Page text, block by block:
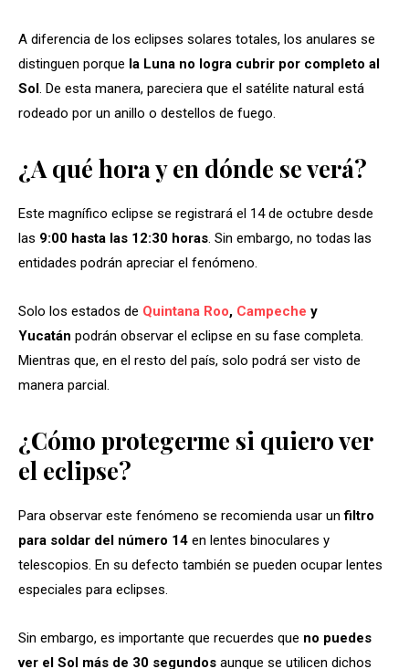
A diferencia de los eclipses solares totales, los anulares se
distinguen porque la Luna no logra cubrir por completo al
Sol. De esta manera, pareciera que el satélite natural está
rodeado por un anillo o destellos de fuego.
¿A qué hora y en dónde se verá?
Este magnífico eclipse se registrará el 14 de octubre desde
las 9:00 hasta las 12:30 horas. Sin embargo, no todas las
entidades podrán apreciar el fenómeno.
Solo los estados de Quintana Roo, Campeche y
Yucatán podrán observar el eclipse en su fase completa.
Mientras que, en el resto del país, solo podrá ser visto de
manera parcial.
¿Cómo protegerme si quiero ver
el eclipse?
Para observar este fenómeno se recomienda usar un filtro
para soldar del número 14 en lentes binoculares y
telescopios. En su defecto también se pueden ocupar lentes
especiales para eclipses.
Sin embargo, es importante que recuerdes que no puedes
ver el Sol más de 30 segundos aunque se utilicen dichos